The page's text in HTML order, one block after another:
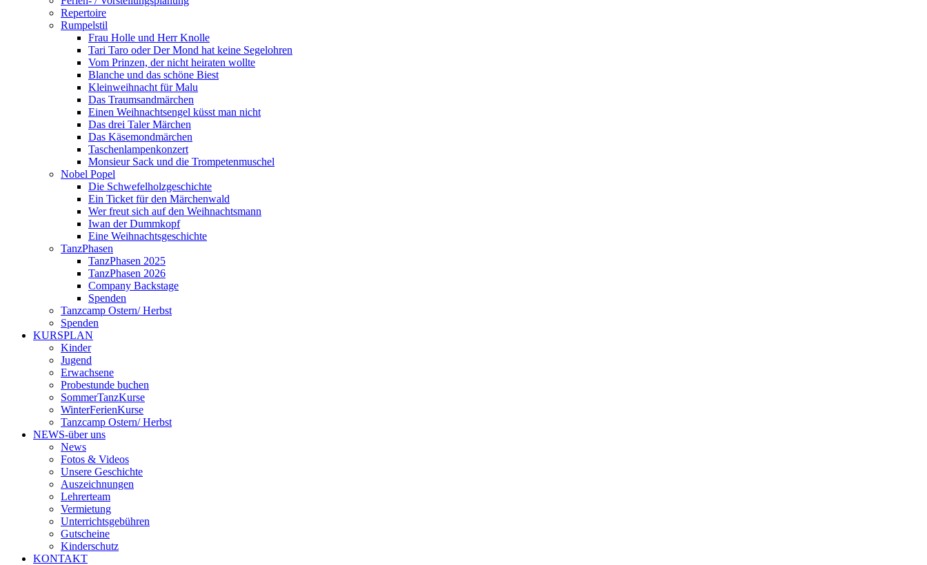
Repertoire
Rumpelstil
Frau Holle und Herr Knolle
Tari Taro oder Der Mond hat keine Segelohren
Vom Prinzen, der nicht heiraten wollte
Blanche und das schöne Biest
Kleinweihnacht für Malu
Das Traumsandmärchen
Einen Weihnachtsengel küsst man nicht
Das drei Taler Märchen
Das Käsemondmärchen
Taschenlampenkonzert
Monsieur Sack und die Trompetenmuschel
Nobel Popel
Die Schwefelholzgeschichte
Ein Ticket für den Märchenwald
Wer freut sich auf den Weihnachtsmann
Iwan der Dummkopf
Eine Weihnachtsgeschichte
TanzPhasen
TanzPhasen 2025
TanzPhasen 2026
Company Backstage
Spenden
Tanzcamp Ostern/ Herbst
Spenden
KURSPLAN
Kinder
Jugend
Erwachsene
Probestunde buchen
SommerTanzKurse
WinterFerienKurse
Tanzcamp Ostern/ Herbst
NEWS-über uns
News
Fotos & Videos
Unsere Geschichte
Auszeichnungen
Lehrerteam
Vermietung
Unterrichtsgebühren
Gutscheine
Kinderschutz
KONTAKT